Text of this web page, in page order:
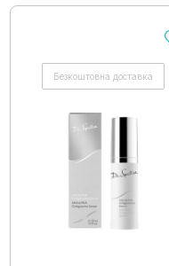
Безкоштовна доставка